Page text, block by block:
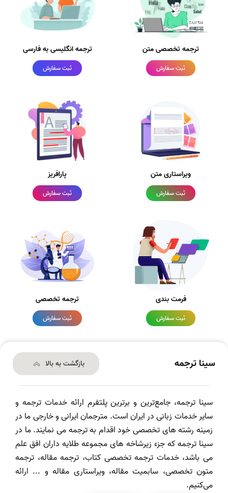
ترجمه تخصصی متن
ثبت سفارش
ترجمه انگلیسی به فارسی
ثبت سفارش
ویراستاری متن
ثبت سفارش
پارافریز
ثبت سفارش
فرمت بندی
ثبت سفارش
ترجمه تخصصی
ثبت سفارش
سینا ترجمه بازگشت به بالا
سینا ترجمه، جامع‌ترین و برترین پلتفرم ارائه خدمات ترجمه و
سایر خدمات زبانی در ایران است. مترجمان ایرانی و خارجی ما در
زمینه رشته های تخصصی خود اقدام به ترجمه می نمایند. ما در
سینا ترجمه که جزء زیرشاخه های مجموعه طلایه داران افق علم
می باشد، خدمات ترجمه تخصصی کتاب، ترجمه مقاله، ترجمه
متون تخصصی، سابمیت مقاله، ویراستاری مقاله و ... ارائه
می‌کنیم.